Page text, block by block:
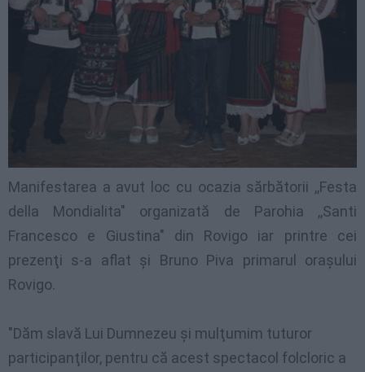
Manifestarea a avut loc cu ocazia sărbătorii ,,Festa
della Mondialita" organizată de Parohia ,,Santi
Francesco e Giustina" din Rovigo iar printre cei
prezenţi s-a aflat şi Bruno Piva primarul oraşului
Rovigo.
"Dăm slavă Lui Dumnezeu şi mulţumim tuturor
participanţilor, pentru că acest spectacol folcloric a